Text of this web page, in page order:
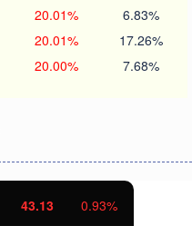
20.01% 6.83%
20.01% 17.26%
20.00% 7.68%
43.13 0.93%